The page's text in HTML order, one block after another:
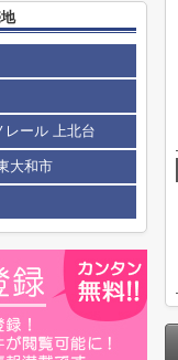
レール 上北台
大和市